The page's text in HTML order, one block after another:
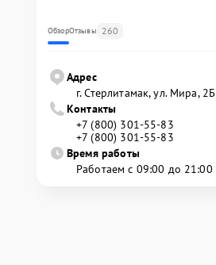
ОбзорОтзывы 260
Адрес
г. Стерлитамак, ул. Мира, 2Б
Контакты
+7 (800) 301-55-83
+7 (800) 301-55-83
Время работы
Работаем с 09:00 до 21:00